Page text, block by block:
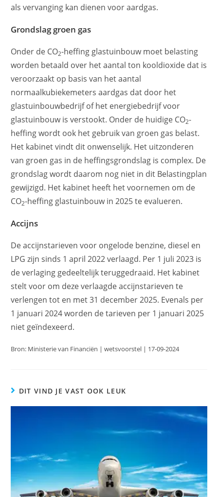
als vervanging kan dienen voor aardgas.
Grondslag groen gas
Onder de CO2-heffing glastuinbouw moet belasting
worden betaald over het aantal ton kooldioxide dat is
veroorzaakt op basis van het aantal
normaalkubiekemeters aardgas dat door het
glastuinbouwbedrijf of het energiebedrijf voor
glastuinbouw is verstookt. Onder de huidige CO2-
heffing wordt ook het gebruik van groen gas belast.
Het kabinet vindt dit onwenselijk. Het uitzonderen
van groen gas in de heffingsgrondslag is complex. De
grondslag wordt daarom nog niet in dit Belastingplan
gewijzigd. Het kabinet heeft het voornemen om de
CO2-heffing glastuinbouw in 2025 te evalueren.
Accijns
De accijnstarieven voor ongelode benzine, diesel en
LPG zijn sinds 1 april 2022 verlaagd. Per 1 juli 2023 is
de verlaging gedeeltelijk teruggedraaid. Het kabinet
stelt voor om deze verlaagde accijnstarieven te
verlengen tot en met 31 december 2025. Evenals per
1 januari 2024 worden de tarieven per 1 januari 2025
niet geïndexeerd.
Bron: Ministerie van Financiën | wetsvoorstel | 17-09-2024
DIT VIND JE VAST OOK LEUK